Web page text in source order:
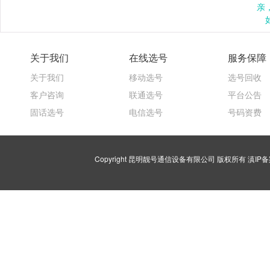
亲
关于我们
关于我们
客户咨询
固话选号
在线选号
移动选号
联通选号
电信选号
服务保障
选号回收
平台公告
号码资费
Copyright 昆明靓号通信设备有限公司 版权所有滇IP